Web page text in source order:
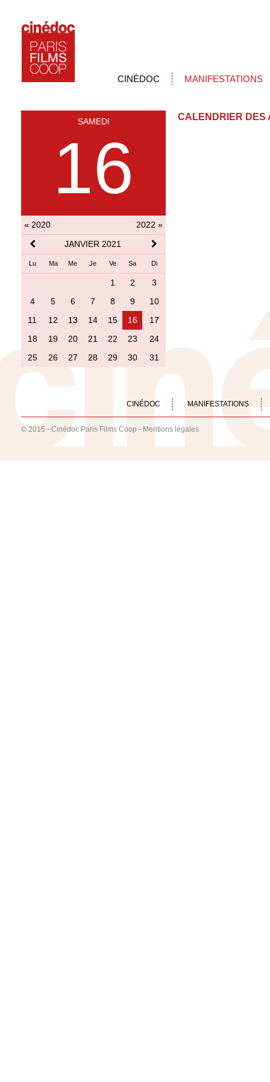
CINÉDOC MANIFESTATIONS
SAMEDI
16
« 2020
2022 »
JANVIER 2021
Lu Ma Me Je Ve Sa Di
1 2
3
4
5 6 7 8 9
10
11
12 13 14 15 16
17
18
19 20 21 22 23
24
25
26 27 28 29 30 31
CALENDRIER DES
CINÉDOC MANIFESTATIONS
© 2015 - Cinédoc Paris Films Coop - Mentions légales